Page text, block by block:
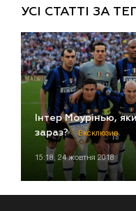
УСІ СТАТТІ ЗА
Інтер Моурінью,
зараз?
Ексклюзив
15:18, 24 жовтня 2018